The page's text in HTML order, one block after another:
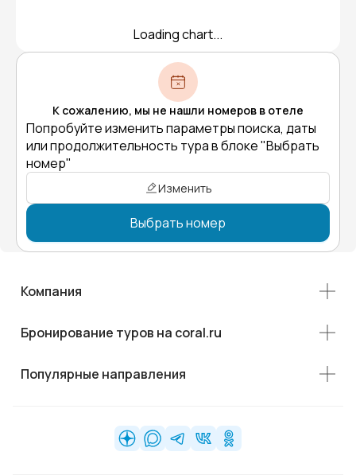
Loading chart...
К сожалению, мы не нашли номеров в отеле
Попробуйте изменить параметры поиска, даты
или продолжительность тура в блоке "Выбрать
номер"
Изменить
Выбрать номер
Компания
Бронирование туров на coral.ru
Популярные направления